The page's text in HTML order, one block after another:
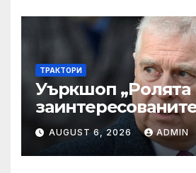
ТРАКТОРИ
Уъркшоп „Ролята
във външното
на качеството“
AUGUST 6, 2026 ADMIN